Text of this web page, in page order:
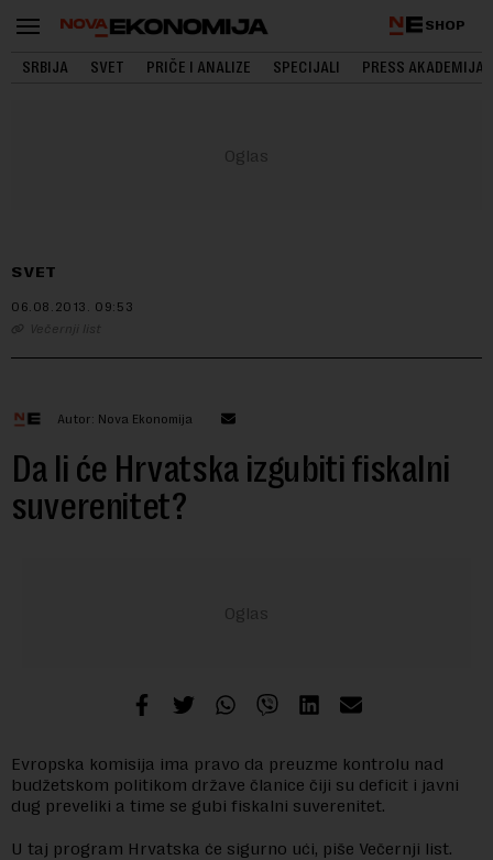
SHOP
SRBIJA SVET PRIČE I ANALIZE SPECIJALI PRESS AKADEMIJA
SVET
06.08.2013. 09:53
Večernji list
Autor: Nova Ekonomija
Da li će Hrvatska izgubiti fiskalni
suverenitet?
Evropska komisija ima pravo da preuzme kontrolu nad
budžetskom politikom države članice čiji su deficit i javni
dug preveliki a time se gubi fiskalni suverenitet.
U taj program Hrvatska će sigurno ući, piše Večernji list.